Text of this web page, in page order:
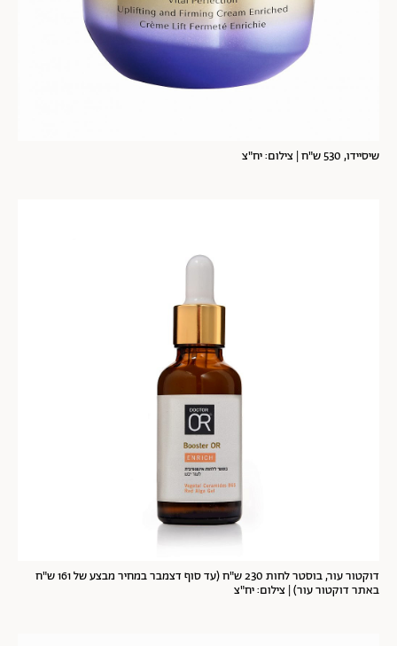
שיסיידו, 530 ש"ח | צילום: יח"צ
דוקטור עור, בוסטר לחות 230 ש"ח (עד סוף דצמבר במחיר מבצע של 161 ש"ח
באתר דוקטור עור) | צילום: יח"צ